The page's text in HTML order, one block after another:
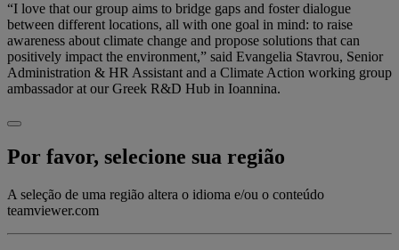
“I love that our group aims to bridge gaps and foster dialogue
between different locations, all with one goal in mind: to raise
awareness about climate change and propose solutions that can
positively impact the environment,” said Evangelia Stavrou, Senior
Administration & HR Assistant and a Climate Action working group
ambassador at our Greek R&D Hub in Ioannina.
Por favor, selecione sua região
A seleção de uma região altera o idioma e/ou o conteúdo
teamviewer.com